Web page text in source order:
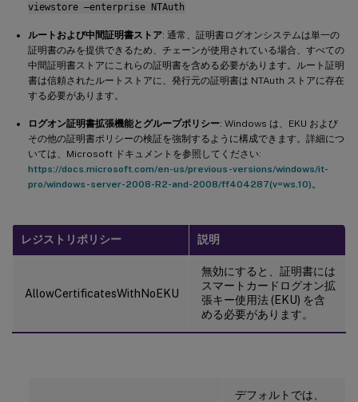
viewstore –enterprise NTAuth
ルートおよび中間証明書ストア: 通常、証明書ログオンシステムは単一の
証明書のみを提供できるため、チェーンが使用されている場合、すべての
中間証明書ストアにこれらの証明書を含める必要があります。ルート証明
書は信頼されたルートストアに、発行元の証明書は NTAuth ストアに存在
する必要があります。
ログオン証明書拡張機能とグループポリシー: Windows は、EKU および
その他の証明書ポリシーの検証を強制するように構成できます。詳細につ
いては、Microsoft ドキュメントを参照してください:
https://docs.microsoft.com/en-us/previous-versions/windows/it-
pro/windows-server-2008-R2-and-2008/ff404287(v=ws.10) 。
レジストリポリシー 説明
AllowCertificatesWithNoEKU
無効にすると、証明書には
スマートカードログオン拡
張キー使用法 (EKU) を含
める必要があります。
デフォルトでは、